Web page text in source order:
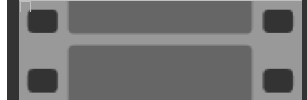
XDGVyvJOFpI